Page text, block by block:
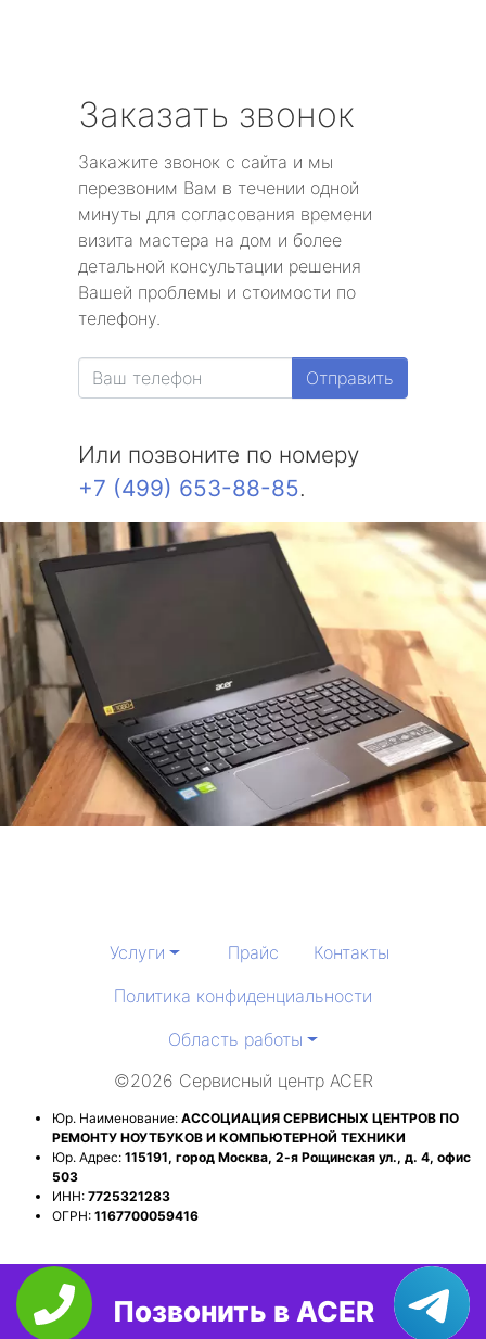
Заказать звонок
Закажите звонок с сайта и мы
перезвоним Вам в течении одной
минуты для согласования времени
визита мастера на дом и более
детальной консультации решения
Вашей проблемы и стоимости по
телефону.
Отправить
Или позвоните по номеру
+7 (499) 653-88-85.
Услуги Прайс
Контакты
Политика конфиденциальности
Область работы
©2026 Сервисный центр ACER
Юр. Наименование: АССОЦИАЦИЯ СЕРВИСНЫХ ЦЕНТРОВ ПО
РЕМОНТУ НОУТБУКОВ И КОМПЬЮТЕРНОЙ ТЕХНИКИ
Юр. Адрес: 115191, город Москва, 2-я Рощинская ул., д. 4, офис
503
ИНН: 7725321283
ОГРН: 1167700059416
Позвонить в ACER